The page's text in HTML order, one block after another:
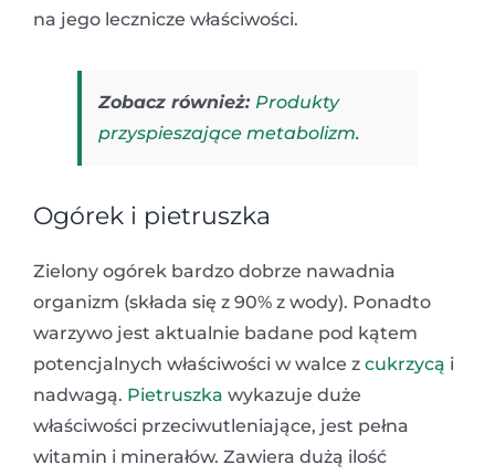
na jego lecznicze właściwości.
Zobacz również: Produkty
przyspieszające metabolizm.
Ogórek i pietruszka
Zielony ogórek bardzo dobrze nawadnia
organizm (składa się z 90% z wody). Ponadto
warzywo jest aktualnie badane pod kątem
potencjalnych właściwości w walce z cukrzycą i
nadwagą. Pietruszka wykazuje duże
właściwości przeciwutleniające, jest pełna
witamin i minerałów. Zawiera dużą ilość